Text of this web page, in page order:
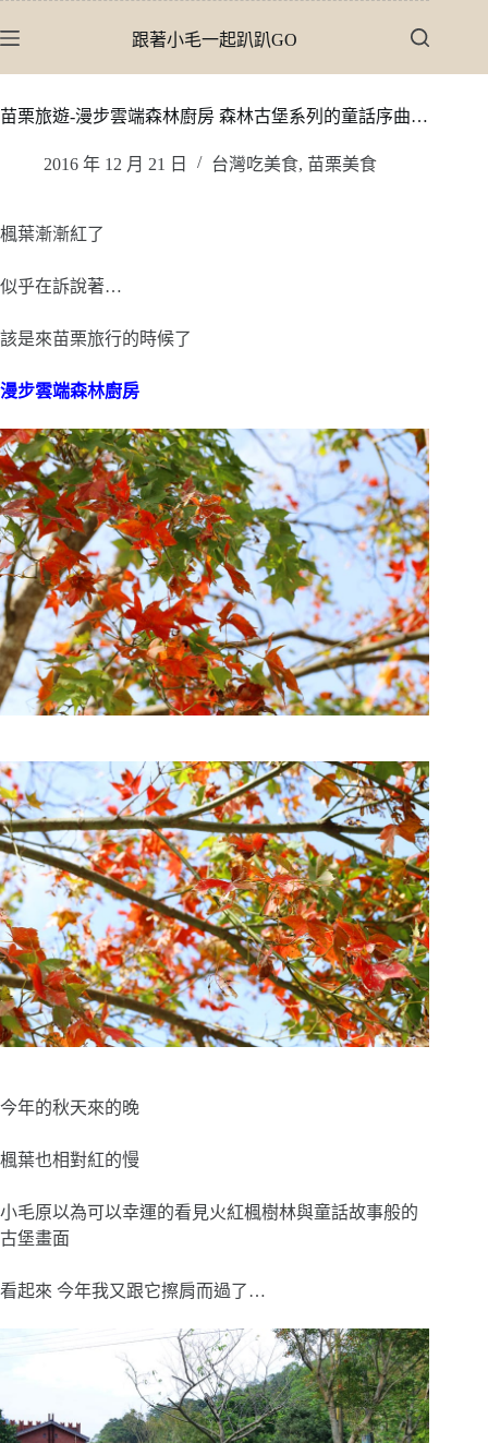
至
內
跟著小毛一起趴趴GO
苗栗旅遊-漫步雲端森林廚房 森林古堡系列的童話序曲…
2016 年 12 月 21 日 台灣吃美食, 苗栗美食
楓葉漸漸紅了
似乎在訴說著…
該是來苗栗旅行的時候了
漫步雲端森林廚房
今年的秋天來的晚
楓葉也相對紅的慢
小毛原以為可以幸運的看見火紅楓樹林與童話故事般的
古堡畫面
看起來 今年我又跟它擦肩而過了…